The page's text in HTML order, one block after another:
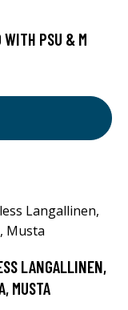
WITH PSU & M
LANGALLINEN,
MUSTA